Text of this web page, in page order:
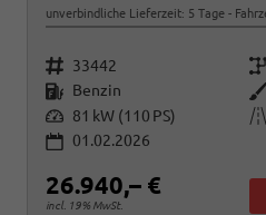
unverbindliche Lieferzeit: 5 Tage
Fahrzeugnr. 33442 Getriebe
Kraftstoff Benzin Außenfarbe
Leistung 81 kW (110 PS) Kilometerstand
01.02.2026
26.940,– €
incl. 19% MwSt.